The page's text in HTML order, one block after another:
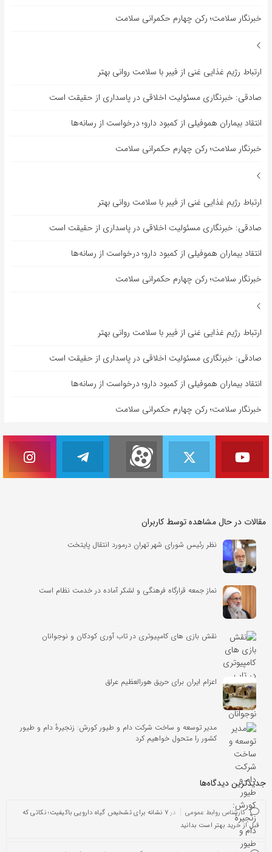
خبرنگار سلامت؛ رکن چهارم حکمرانی سلامت
ارتباط رژیم غذایی غنی از فیبر با سلامت روانی بهتر
صادقی: خبرنگاری مسئولیت اخلاقی در پاسداری از حقیقت است
انتقاد بیماران هموفیلی از کمبود دارو؛ درخواست از رسانه‌ها
خبرنگار سلامت؛ رکن چهارم حکمرانی سلامت
ارتباط رژیم غذایی غنی از فیبر با سلامت روانی بهتر
صادقی: خبرنگاری مسئولیت اخلاقی در پاسداری از حقیقت است
انتقاد بیماران هموفیلی از کمبود دارو؛ درخواست از رسانه‌ها
خبرنگار سلامت؛ رکن چهارم حکمرانی سلامت
ارتباط رژیم غذایی غنی از فیبر با سلامت روانی بهتر
صادقی: خبرنگاری مسئولیت اخلاقی در پاسداری از حقیقت است
انتقاد بیماران هموفیلی از کمبود دارو؛ درخواست از رسانه‌ها
خبرنگار سلامت؛ رکن چهارم حکمرانی سلامت
مقالات در حال مشاهده توسط کاربران
نظر رئیس شورای شهر تهران درمورد انتقال پایتخت
نماز جمعه قرارگاه فرهنگی و لشکر آماده در خدمت نظام است
نقش بازی های کامپیوتری در تاب آوری کودکان و نوجوانان
اعزام ایران برای حریق هورالعظیم عراق
مدیر توسعه و ساخت شرکت دام و طیور کورش: زنجیره‌ٔ دام و طیور
کشور را متحول خواهیم کرد
جدیدترین دیدگاه‌‌ها
کارشناس روابط عمومی در
۷ نشانه برای تشخیص گیاه دارویی باکیفیت؛ نکاتی که
قبل از خرید بهتر است بدانید